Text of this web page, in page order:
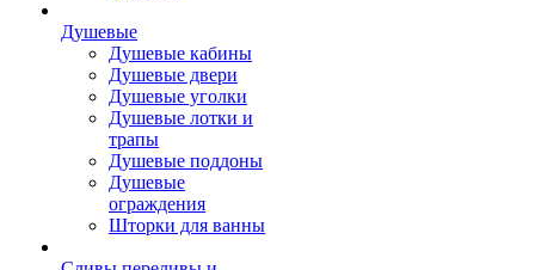
Душевые
Душевые кабины
Душевые двери
Душевые уголки
Душевые лотки и
трапы
Душевые поддоны
Душевые
ограждения
Шторки для ванны